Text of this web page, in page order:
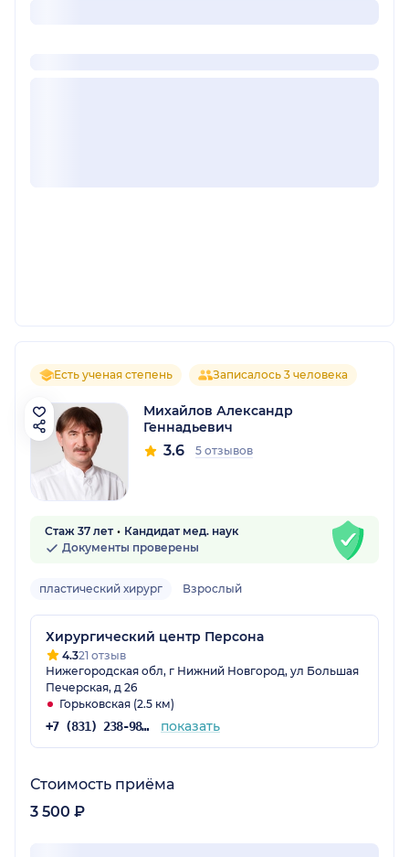
Есть ученая степень Записалось 3 человека
Михайлов Александр
Геннадьевич
3.6 5 отзывов
Стаж 37 лет
Кандидат мед. наук
Документы проверены
пластический хирург Взрослый
Хирургический центр Персона
4.321 отзыв
Нижегородская обл, г Нижний Новгород, ул Большая
Печерская, д 26
Горьковская (2.5 км)
+7 (831) 238-98-92 показать
Стоимость приёма
3 500 ₽